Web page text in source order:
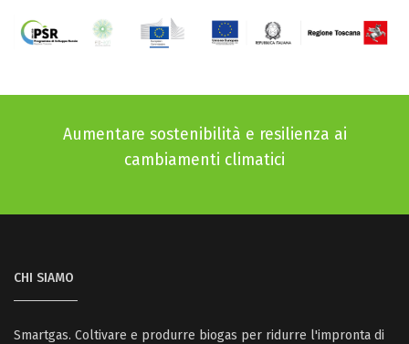
Aumentare sostenibilità e resilienza ai
cambiamenti climatici
CHI SIAMO
Smartgas. Coltivare e produrre biogas per ridurre l'impronta di